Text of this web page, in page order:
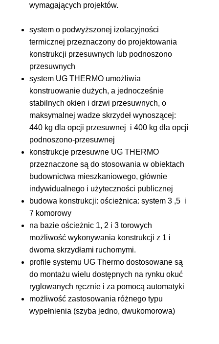
wymagających projektów.
system o podwyższonej izolacyjności
termicznej przeznaczony do projektowania
konstrukcji przesuwnych lub podnoszono
przesuwnych
system UG THERMO umożliwia
konstruowanie dużych, a jednocześnie
stabilnych okien i drzwi przesuwnych, o
maksymalnej wadze skrzydeł wynoszącej:
440 kg dla opcji przesuwnej i 400 kg dla opcji
podnoszono-przesuwnej
konstrukcje przesuwne UG THERMO
przeznaczone są do stosowania w obiektach
budownictwa mieszkaniowego, głównie
indywidualnego i użyteczności publicznej
budowa konstrukcji: ościeżnica: system 3 ,5 i
7 komorowy
na bazie ościeżnic 1, 2 i 3 torowych
możliwość wykonywania konstrukcji z 1 i
dwoma skrzydłami ruchomymi.
profile systemu UG Thermo dostosowane są
do montażu wielu dostępnych na rynku okuć
ryglowanych ręcznie i za pomocą automatyki
możliwość zastosowania różnego typu
wypełnienia (szyba jedno, dwukomorowa)